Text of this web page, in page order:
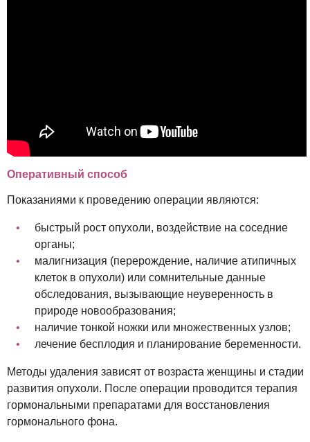
Оперативный способ
Показаниями к проведению операции являются:
быстрый рост опухоли, воздействие на соседние
органы;
малигнизация (перерождение, наличие атипичных
клеток в опухоли) или сомнительные данные
обследования, вызывающие неуверенность в
природе новообразования;
наличие тонкой ножки или множественных узлов;
лечение бесплодия и планирование беременности.
Методы удаления зависят от возраста женщины и стадии
развития опухоли. После операции проводится терапия
гормональными препаратами для восстановления
гормонального фона.